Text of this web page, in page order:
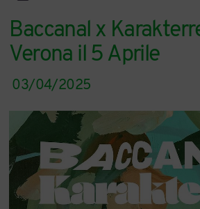
Baccanal x
Verona il 5 Aprile
03/04/2025